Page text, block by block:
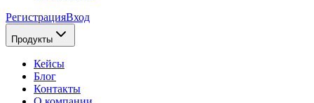
РегистрацияВход
Продукты
Кейсы
Блог
Контакты